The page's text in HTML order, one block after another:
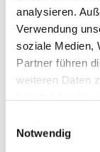
analysieren.
Verwendung
soziale Medien,
Partner führen
weiteren Daten
Notwendig